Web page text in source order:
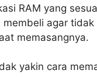
RAM yang
membeli agar tidak
memasangnya.
yakin cara